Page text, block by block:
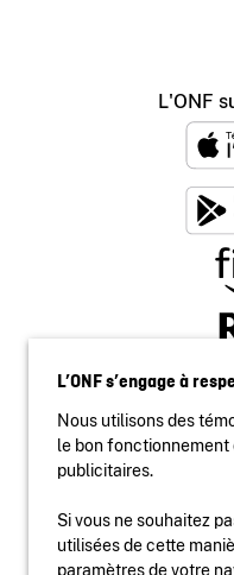
L'ONF
L’ONF s’engage à
Nous utilisons des
le bon fonctionnement
publicitaires.
Si vous ne souhaitez
utilisées de cette
paramètres de votre